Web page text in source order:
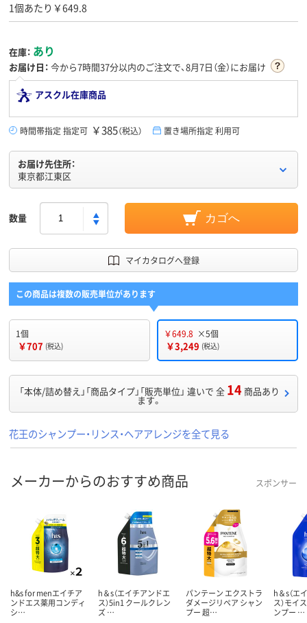
1個あたり￥649.8
在庫： あり
お届け日： 今から7時間37分以内のご注文で、8月7日（金）にお届け
アスクル在庫商品
時間帯指定 指定可 ￥385（税込） 置き場所指定 利用可
お届け先住所：
東京都江東区
数量 カゴへ
マイカタログへ登録
この商品は複数の販売単位があります
1個
￥707 (税込)
￥649.8 ×5個
￥3,249 (税込)
「本体/詰め替え」「商品タイプ」「販売単位」 違いで 全 14 商品あり
ます。
花王のシャンプー・リンス・ヘアアレンジを全て見る
メーカーからのおすすめ商品 スポンサー
h&s for menエイチア
ンドエス薬用コンディ
シ…
h＆s（エイチアンドエ
ス）5in1 クールクレン
ズ …
パンテーン エクストラ
ダメージリペア シャン
プー 超…
h＆s（エ
ス）モイ
ンプー …